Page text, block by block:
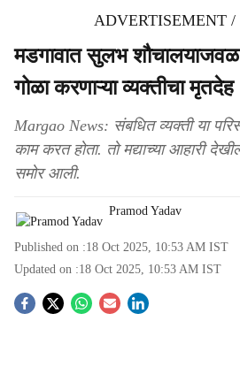
ADVERTISEMENT
मडगावात सुलभ
गोळा करणाऱ्या व्यक्तीचा मृतदेह
Margao News: संबधित व्यक्ती या
काम करत होता. तो मद्याच्या आहारी
समोर आली.
Pramod Yadav
Published on :18 Oct 2025, 10:53 AM IST
Updated on :18 Oct 2025, 10:53 AM IST
S